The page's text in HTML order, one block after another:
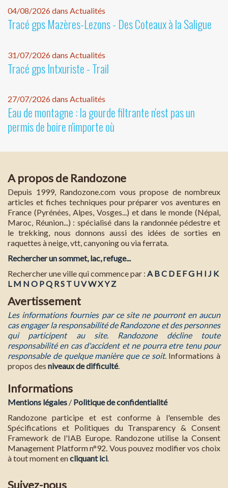
04/08/2026 dans Actualités
Tracé gps Mazères-Lezons - Des Coteaux à la Saligue
31/07/2026 dans Actualités
Tracé gps Intxuriste - Trail
27/07/2026 dans Actualités
Eau de montagne : la gourde filtrante n'est pas un
permis de boire n'importe où
A propos de Randozone
Depuis 1999, Randozone.com vous propose de nombreux
articles et fiches techniques pour préparer vos aventures en
France (Pyrénées, Alpes, Vosges...) et dans le monde (Népal,
Maroc, Réunion...) : spécialisé dans la randonnée pédestre et
le trekking, nous donnons aussi des idées de sorties en
raquettes à neige, vtt, canyoning ou via ferrata.
Rechercher un sommet, lac, refuge...
Rechercher une ville qui commence par : A BC D E FG H I J K
L M N O PQ RS T UVWXY Z
Avertissement
Les informations fournies par ce site ne pourront en aucun
cas engager la responsabilité de Randozone et des personnes
qui participent au site. Randozone décline toute
responsabilité en cas d'accident et ne pourra etre tenu pour
responsable de quelque manière que ce soit. Informations à
propos des niveaux de difficulté.
Informations
Mentions légales / Politique de confidentialité
Randozone participe et est conforme à l'ensemble des
Spécifications et Politiques du Transparency & Consent
Framework de l'IAB Europe. Randozone utilise la Consent
Management Platform n°92. Vous pouvez modifier vos choix
à tout moment encliquant ici.
Suivez-nous